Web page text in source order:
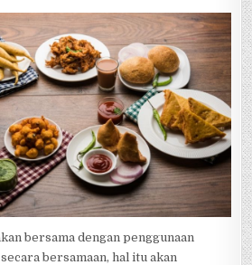
bersama dengan penggunaan
bersamaan, hal itu akan